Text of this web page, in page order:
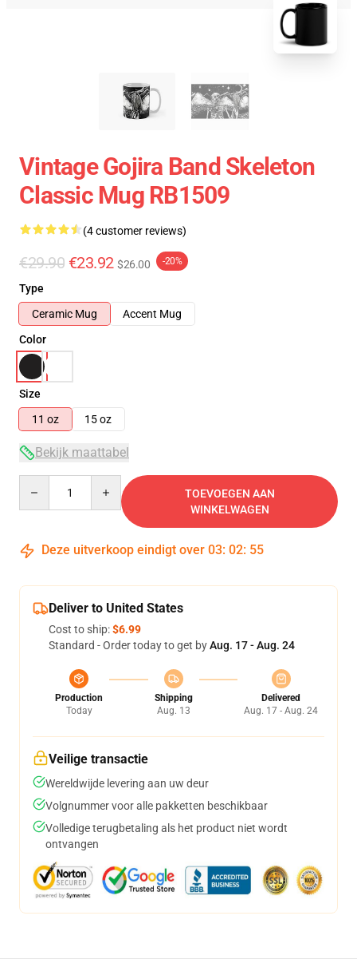
Vintage Gojira Band Skeleton
Classic Mug RB1509
(4 customer reviews)
€29.90 €23.92 $26.00 -20%
Type
Ceramic Mug
Accent Mug
Color
Size
11 oz
15 oz
Bekijk maattabel
TOEVOEGEN AAN
WINKELWAGEN
Deze uitverkoop eindigt over 03: 02: 54
Deliver to United States
Cost to ship:$6.99
Standard - Order today to get byAug. 17 - Aug. 24
Production
Today
Shipping
Aug. 13
Delivered
Aug. 17 - Aug. 24
Veilige transactie
Wereldwijde levering aan uw deur
Volgnummer voor alle pakketten beschikbaar
Volledige terugbetaling als het product niet wordt
ontvangen